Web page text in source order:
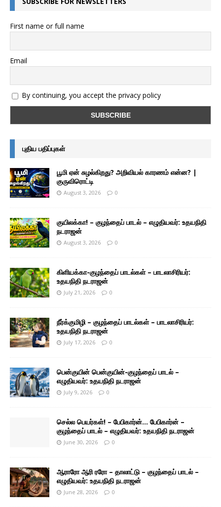
First name or full name
Email
By continuing, you accept the privacy policy
புதிய பதிப்புகள்
பூமி ஏன் சுழல்கிறது? அறிவியல் காரணம் என்ன? |
குருவிரொட்டி
August 3, 2026 0
குயிலக்கா! – குழந்தைப் பாடல் – எழுதியவர்: உதயநிதி
நடராஜன்
August 3, 2026 0
கிளியக்கா-குழந்தைப் பாடல்கள் – பாடலாசிரியர்:
உதயநிதி நடராஜன்
July 21, 2026 0
நீர்க்குமிழி – குழந்தைப் பாடல்கள் – பாடலாசிரியர்:
உதயநிதி நடராஜன்
July 17, 2026 0
பென்குயின் பென்குயின்-குழந்தைப் பாடல் –
எழுதியவர்: உதயநிதி நடராஜன்
July 9, 2026 0
செல்ல பெயர்கள்! – பேபிகார்ன்… பேபிகார்ன் –
குழந்தைப் பாடல் – எழுதியவர்: உதயநிதி நடராஜன்
June 30, 2026 0
ஆராரோ ஆரி ரரோ – தாலாட்டு – குழந்தைப் பாடல் –
எழுதியவர்: உதயநிதி நடராஜன்
June 28, 2026 0